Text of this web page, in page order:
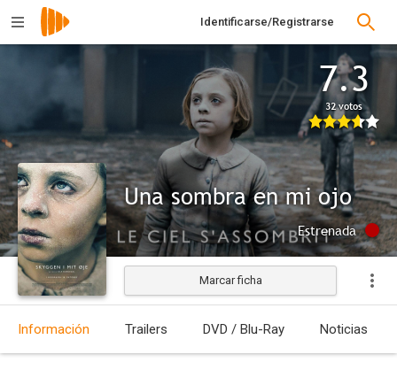
Identificarse/Registrarse
7.3
32 votos
Una sombra en mi ojo
Estrenada
Marcar ficha
Información Trailers DVD / Blu-Ray Noticias